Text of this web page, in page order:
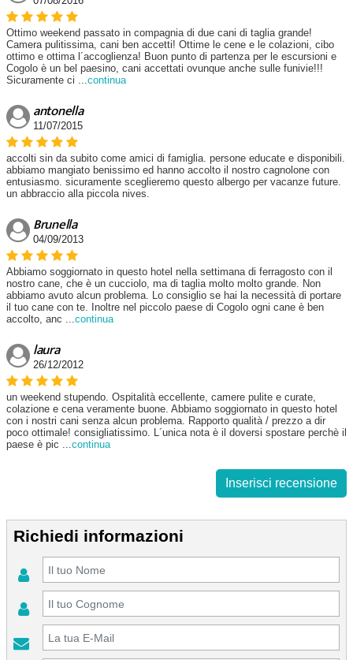
Ottimo weekend passato in compagnia di due cani di taglia grande!
Camera pulitissima, cani ben accetti! Ottime le cene e le colazioni, cibo
ottimo e ottima l´accoglienza! Buon punto di partenza per le escursioni e
Cogolo è un bel paesino, cani accettati ovunque anche sulle funivie!!!
Sicuramente ci ...continua
antonella
11/07/2015
accolti sin da subito come amici di famiglia. persone educate e disponibili.
abbiamo mangiato benissimo ed hanno accolto il nostro cagnolone con
entusiasmo. sicuramente sceglieremo questo albergo per vacanze future.
un abbraccio alla piccola nives.
Brunella
04/09/2013
Abbiamo soggiornato in questo hotel nella settimana di ferragosto con il
nostro cane, che è un cucciolo, ma di taglia molto molto grande. Non
abbiamo avuto alcun problema. Lo consiglio se hai la necessità di portare
il tuo cane con te. Inoltre nel piccolo paese di Cogolo ogni cane è ben
accolto, anc ...continua
laura
26/12/2012
un weekend stupendo. Ospitalità eccellente, camere pulite e curate,
colazione e cena veramente buone. Abbiamo soggiornato in questo hotel
con i nostri cani senza alcun problema. Rapporto qualità / prezzo a dir
poco ottimale! consigliatissimo. L´unica nota è il doversi spostare perchè il
paese è pic ...continua
Inserisci recensione
Richiedi informazioni